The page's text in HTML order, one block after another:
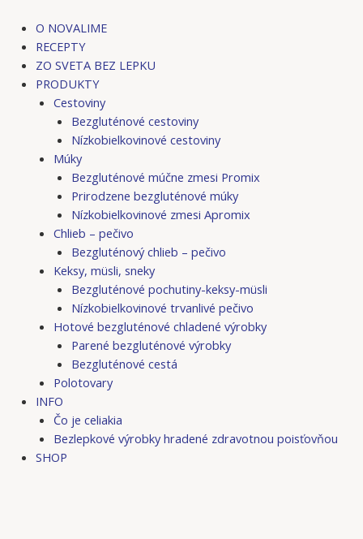
obsah
O NOVALIME
RECEPTY
ZO SVETA BEZ LEPKU
PRODUKTY
Cestoviny
Bezgluténové cestoviny
Nízkobielkovinové cestoviny
Múky
Bezgluténové múčne zmesi Promix
Prirodzene bezgluténové múky
Nízkobielkovinové zmesi Apromix
Chlieb – pečivo
Bezgluténový chlieb – pečivo
Keksy, müsli, sneky
Bezgluténové pochutiny-keksy-müsli
Nízkobielkovinové trvanlivé pečivo
Hotové bezgluténové chladené výrobky
Parené bezgluténové výrobky
Bezgluténové cestá
Polotovary
INFO
Čo je celiakia
Bezlepkové výrobky hradené zdravotnou poisťovňou
SHOP